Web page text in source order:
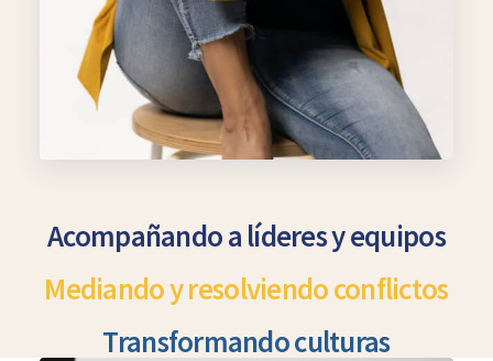
Acompañando a líderes y equipos
Mediando y resolviendo conflictos
Transformando culturas